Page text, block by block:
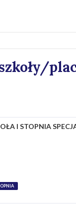
I STOPNIA